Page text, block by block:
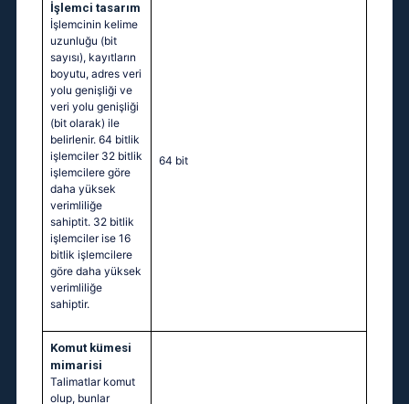
İşlemci tasarım
İşlemcinin kelime
uzunluğu (bit
sayısı), kayıtların
boyutu, adres veri
yolu genişliği ve
veri yolu genişliği
(bit olarak) ile
belirlenir. 64 bitlik
işlemciler 32 bitlik
işlemcilere göre
daha yüksek
verimliliğe
sahiptit. 32 bitlik
işlemciler ise 16
bitlik işlemcilere
göre daha yüksek
verimliliğe
sahiptir.
64 bit
Komut kümesi
mimarisi
Talimatlar komut
olup, bunlar